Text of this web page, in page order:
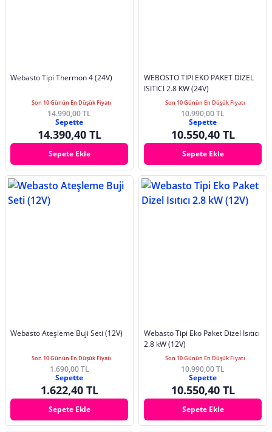
Webasto Tipi Thermon 4 (24V)
Son 10 Günün En Düşük Fiyatı
14.990,00 TL
Sepette
14.390,40 TL
Sepete Ekle
WEBOSTO TİPİ EKO PAKET DİZEL
ISITICI 2.8 KW (24V)
Son 10 Günün En Düşük Fiyatı
10.990,00 TL
Sepette
10.550,40 TL
Sepete Ekle
Webasto Ateşleme Buji Seti (12V)
Son 10 Günün En Düşük Fiyatı
1.690,00 TL
Sepette
1.622,40 TL
Sepete Ekle
Webasto Tipi Eko Paket Dizel Isıtıcı
2.8 kW (12V)
Son 10 Günün En Düşük Fiyatı
10.990,00 TL
Sepette
10.550,40 TL
Sepete Ekle